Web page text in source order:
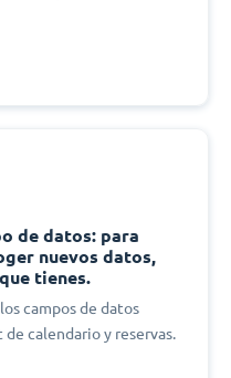
de datos: para
nuevos datos,
tienes.
campos de datos
calendario y reservas.